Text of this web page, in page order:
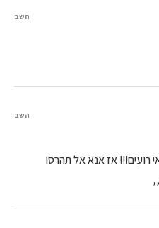
השב
רועים!!! אז אנא אל תהרסו
השב